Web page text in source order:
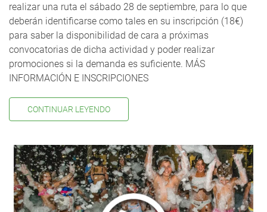
realizar una ruta el sábado 28 de septiembre, para lo que
deberán identificarse como tales en su inscripción (18€)
para saber la disponibilidad de cara a próximas
convocatorias de dicha actividad y poder realizar
promociones si la demanda es suficiente. MÁS
INFORMACIÓN E INSCRIPCIONES
CONTINUAR LEYENDO